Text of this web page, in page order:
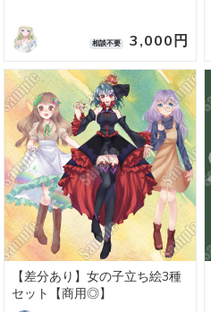
相談不要 3,000円
【差分あり】女の子立ち絵3種
セット【商用◎】